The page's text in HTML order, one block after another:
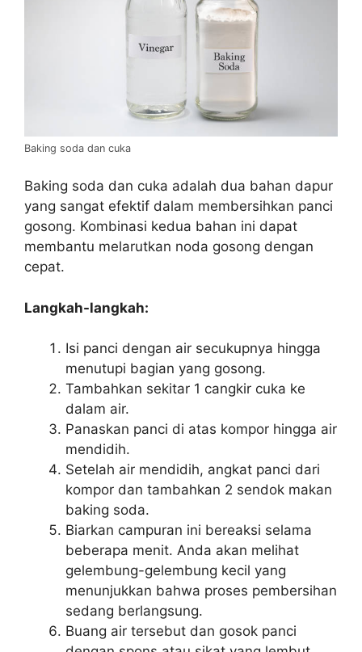
Baking soda dan cuka
Baking soda dan cuka adalah dua bahan dapur
yang sangat efektif dalam membersihkan panci
gosong. Kombinasi kedua bahan ini dapat
membantu melarutkan noda gosong dengan
cepat.
Langkah-langkah:
Isi panci dengan air secukupnya hingga
menutupi bagian yang gosong.
Tambahkan sekitar 1 cangkir cuka ke
dalam air.
Panaskan panci di atas kompor hingga air
mendidih.
Setelah air mendidih, angkat panci dari
kompor dan tambahkan 2 sendok makan
baking soda.
Biarkan campuran ini bereaksi selama
beberapa menit. Anda akan melihat
gelembung-gelembung kecil yang
menunjukkan bahwa proses pembersihan
sedang berlangsung.
Buang air tersebut dan gosok panci